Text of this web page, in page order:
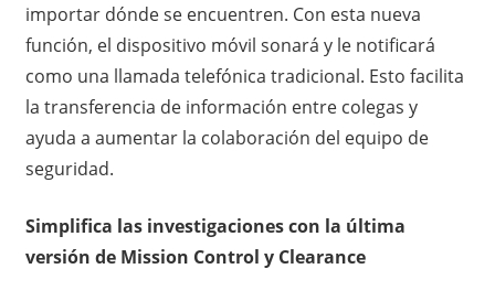
importar dónde se encuentren. Con esta nueva
función, el dispositivo móvil sonará y le notificará
como una llamada telefónica tradicional. Esto facilita
la transferencia de información entre colegas y
ayuda a aumentar la colaboración del equipo de
seguridad.
Simplifica las investigaciones con la última
versión de Mission Control y Clearance